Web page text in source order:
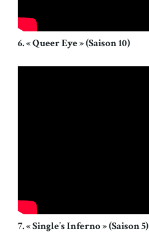
6. « Queer Eye » (Saison 10)
7. « Single’s Inferno » (Saison 5)